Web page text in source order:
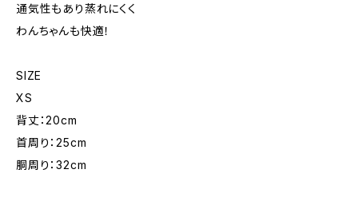
通気性もあり蒸れにくく
わんちゃんも快適！
SIZE
XS
背丈：20cm
首周り：25cm
胴周り：32cm